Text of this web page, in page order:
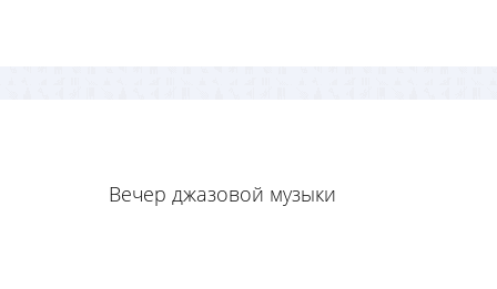
Вечер джазовой музыки